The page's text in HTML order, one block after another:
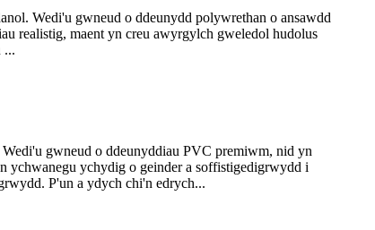
Wedi'u gwneud o ddeunydd polywrethan o ansawdd
realistig, maent yn creu awyrgylch gweledol hudolus
...
gwneud o ddeunyddiau PVC premiwm, nid yn
ychwanegu ychydig o geinder a soffistigedigrwydd i
P'un a ydych chi'n edrych...